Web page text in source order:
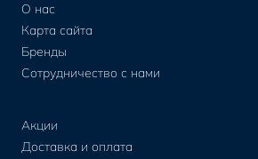
О нас
Карта сайта
Бренды
Сотрудничество с нами
Акции
Доставка и оплата